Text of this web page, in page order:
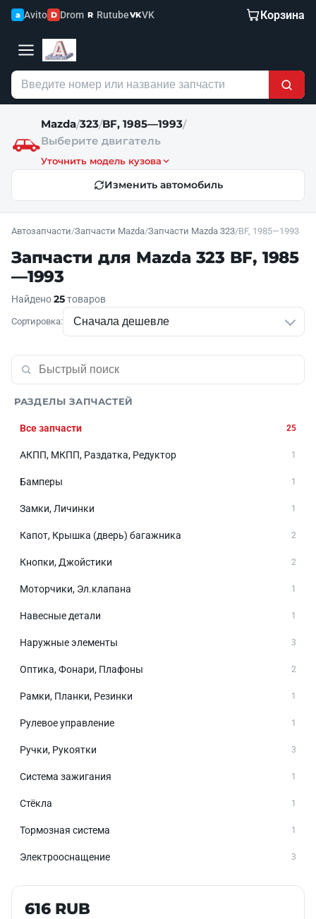
a Avito D Drom R RutubeVKVK Корзина
Mazda/323/BF, 1985—1993/
Выберите двигатель
Уточнить модель кузова
Изменить автомобиль
Автозапчасти/Запчасти Mazda/Запчасти Mazda 323/BF, 1985—1993
Запчасти для Mazda 323 BF, 1985
—1993
Найдено25товаров
Сортировка:
РАЗДЕЛЫ ЗАПЧАСТЕЙ
Все запчасти 25
АКПП, МКПП, Раздатка, Редуктор 1
Бамперы 1
Замки, Личинки 1
Капот, Крышка (дверь) багажника 2
Кнопки, Джойстики 2
Моторчики, Эл.клапана 1
Навесные детали 1
Наружные элементы 3
Оптика, Фонари, Плафоны 2
Рамки, Планки, Резинки 1
Рулевое управление 1
Ручки, Рукоятки 3
Система зажигания 1
Стёкла 1
Тормозная система 1
Электрооснащение 3
Б/У В НАЛИЧИИ
616 RUB